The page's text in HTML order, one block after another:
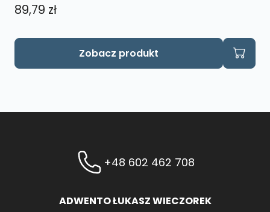
89,79 zł
Zobacz produkt
+48 602 462 708
ADWENTO ŁUKASZ WIECZOREK